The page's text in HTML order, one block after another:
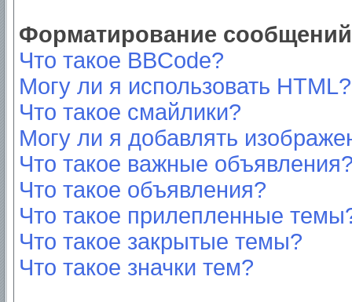
Форматирование
Что такое BBCode?
Могу ли я использовать HTML?
Что такое смайлики?
Могу ли я добавлять
Что такое важные
Что такое объявления?
Что такое прилепленные
Что такое закрытые темы?
Что такое значки тем?